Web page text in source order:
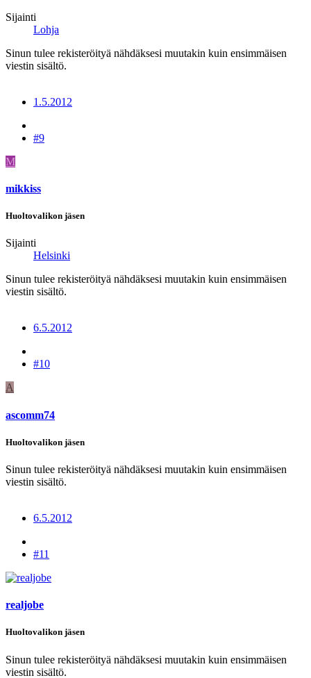
Sijainti
Lohja
Sinun tulee rekisteröityä nähdäksesi muutakin kuin ensimmäisen
viestin sisältö.
1.5.2012
#9
M
mikkiss
Huoltovalikon jäsen
Sijainti
Helsinki
Sinun tulee rekisteröityä nähdäksesi muutakin kuin ensimmäisen
viestin sisältö.
6.5.2012
#10
A
ascomm74
Huoltovalikon jäsen
Sinun tulee rekisteröityä nähdäksesi muutakin kuin ensimmäisen
viestin sisältö.
6.5.2012
#11
realjobe
Huoltovalikon jäsen
Sinun tulee rekisteröityä nähdäksesi muutakin kuin ensimmäisen
viestin sisältö.